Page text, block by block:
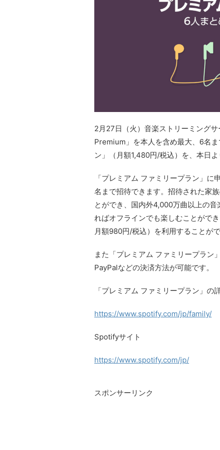
2月27日（火）音楽ストリーミング
Premium」を本人を含め最大、6名
ン」（月額1,480円/税込）を、本日よ
「プレミアム ファミリープラン」
名まで招待できます。招待された家
とができ、国内外4,000万曲以上の
ればオフラインでも楽しむことがで
月額980円/税込）を利用することがで
また「プレミアム ファミリープラン
PayPalなどの決済方法が可能です。
「プレミアム ファミリープラン」の
https://www.spotify.com/jp/family/
Spotifyサイト
https://www.spotify.com/jp/
スポンサーリンク